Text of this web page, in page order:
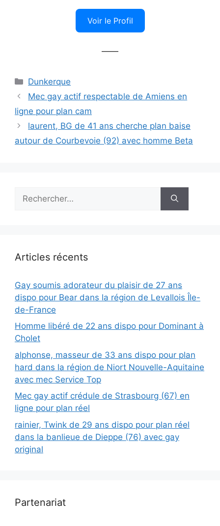
Voir le Profil
——
Catégories
Dunkerque
Mec gay actif respectable de Amiens en
ligne pour plan cam
laurent, BG de 41 ans cherche plan baise
autour de Courbevoie (92) avec homme Beta
Articles récents
Gay soumis adorateur du plaisir de 27 ans
dispo pour Bear dans la région de Levallois Île-
de-France
Homme libéré de 22 ans dispo pour Dominant à
Cholet
alphonse, masseur de 33 ans dispo pour plan
hard dans la région de Niort Nouvelle-Aquitaine
avec mec Service Top
Mec gay actif crédule de Strasbourg (67) en
ligne pour plan réel
rainier, Twink de 29 ans dispo pour plan réel
dans la banlieue de Dieppe (76) avec gay
original
Partenariat